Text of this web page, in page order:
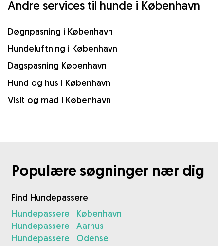
Andre services til hunde i København
Døgnpasning i København
Hundeluftning i København
Dagspasning København
Hund og hus i København
Visit og mad i København
Populære søgninger nær dig
Find Hundepassere
Hundepassere i København
Hundepassere i Aarhus
Hundepassere i Odense